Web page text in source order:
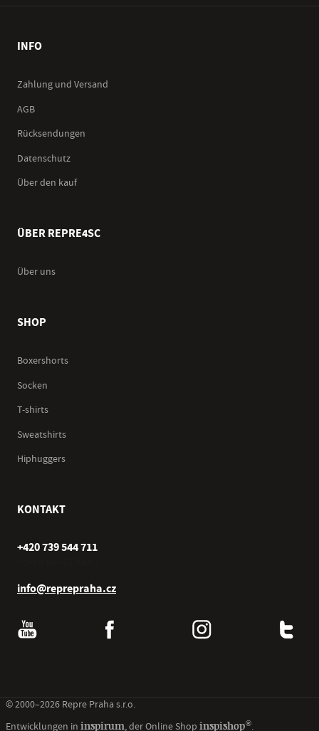
INFO
Zahlung und Versand
AGB
Rücksendungen
Datenschutz
Über den kauf
ÜBER REPRE4SC
Über uns
SHOP
Boxershorts
Socken
T-shirts
Sweatshirts
Hiphuggers
KONTAKT
+420 739 544 711
info@reprepraha.cz
© 2000–2026 Repre Praha s.r.o.
Entwicklungen in inspirum, der Online Shop inspishop®.